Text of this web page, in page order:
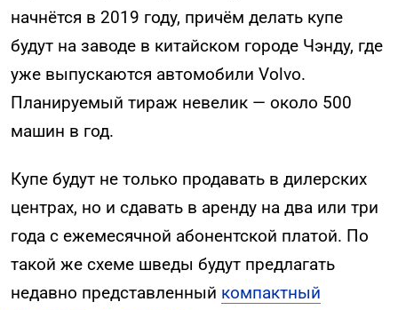
начнётся в 2019 году, причём делать купе
будут на заводе в китайском городе Чэнду, где
уже выпускаются автомобили Volvo.
Планируемый тираж невелик — около 500
машин в год.
Купе будут не только продавать в дилерских
центрах, но и сдавать в аренду на два или три
года с ежемесячной абонентской платой. По
такой же схеме шведы будут предлагать
недавно представленный компактный